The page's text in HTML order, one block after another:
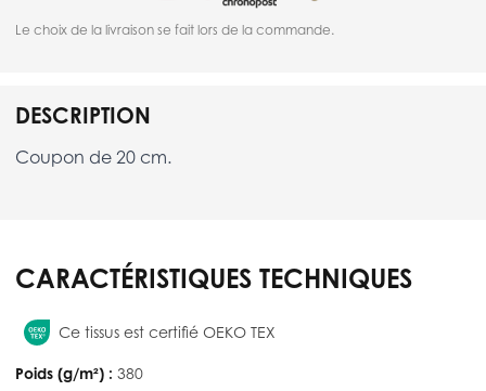
Le choix de la livraison se fait lors de la commande.
DESCRIPTION
Coupon de 20 cm.
CARACTÉRISTIQUES TECHNIQUES
Ce tissus est certifié OEKO TEX
Poids (g/m²) : 380